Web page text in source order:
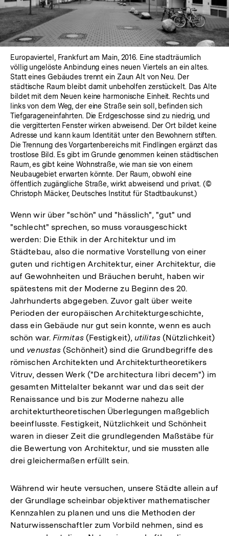
Europaviertel, Frankfurt am Main, 2016. Eine stadträumlich
völlig ungelöste Anbindung eines neuen Viertels an ein altes.
Statt eines Gebäudes trennt ein Zaun Alt von Neu. Der
städtische Raum bleibt damit unbeholfen zerstückelt. Das Alte
bildet mit dem Neuen keine harmonische Einheit. Rechts und
links von dem Weg, der eine Straße sein soll, befinden sich
Tiefgarageneinfahrten. Die Erdgeschosse sind zu niedrig, und
die vergitterten Fenster wirken abweisend. Der Ort bildet keine
Adresse und kann kaum Identität unter den Bewohnern stiften.
Die Trennung des Vorgartenbereichs mit Findlingen ergänzt das
trostlose Bild. Es gibt im Grunde genommen keinen städtischen
Raum, es gibt keine Wohnstraße, wie man sie von einem
Neubaugebiet erwarten könnte. Der Raum, obwohl eine
öffentlich zugängliche Straße, wirkt abweisend und privat. (©
Christoph Mäcker, Deutsches Institut für Stadtbaukunst.)
Wenn wir über "schön" und "hässlich", "gut" und
"schlecht" sprechen, so muss vorausgeschickt
werden: Die Ethik in der Architektur und im
Städtebau, also die normative Vorstellung von einer
guten und richtigen Architektur, einer Architektur, die
auf Gewohnheiten und Bräuchen beruht, haben wir
spätestens mit der Moderne zu Beginn des 20.
Jahrhunderts abgegeben. Zuvor galt über weite
Perioden der europäischen Architekturgeschichte,
dass ein Gebäude nur gut sein konnte, wenn es auch
schön war. Firmitas(Festigkeit), utilitas(Nützlichkeit)
und venustas (Schönheit) sind die Grundbegriffe des
römischen Architekten und Architekturtheoretikers
Vitruv, dessen Werk ("De architectura libri decem") im
gesamten Mittelalter bekannt war und das seit der
Renaissance und bis zur Moderne nahezu alle
architekturtheoretischen Überlegungen maßgeblich
beeinflusste. Festigkeit, Nützlichkeit und Schönheit
waren in dieser Zeit die grundlegenden Maßstäbe für
die Bewertung von Architektur, und sie mussten alle
drei gleichermaßen erfüllt sein.
Während wir heute versuchen, unsere Städte allein auf
der Grundlage scheinbar objektiver mathematischer
Kennzahlen zu planen und uns die Methoden der
Naturwissenschaftler zum Vorbild nehmen, sind es